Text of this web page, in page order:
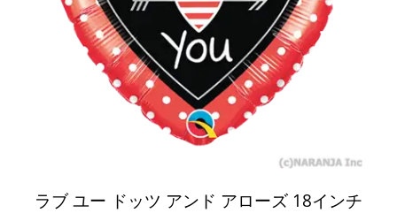
ラブ ユー ドッツ アンド アローズ 18インチ